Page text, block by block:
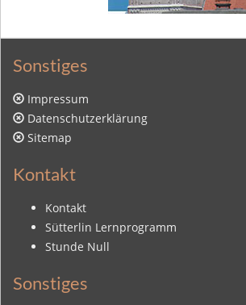
Sonstiges
Impressum
Datenschutzerklärung
Sitemap
Kontakt
Kontakt
Sütterlin Lernprogramm
Stunde Null
Sonstiges